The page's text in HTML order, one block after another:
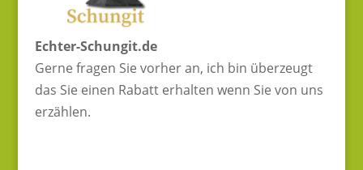
Echter-Schungit.de
Gerne fragen Sie vorher an, ich bin überzeugt
das Sie einen Rabatt erhalten wenn Sie von uns
erzählen.